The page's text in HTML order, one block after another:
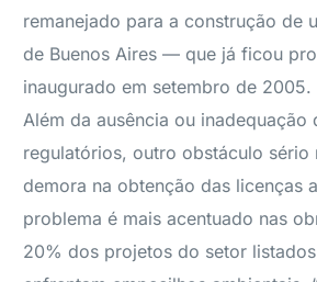
remanejado para a construção de
de Buenos Aires — que já ficou
inaugurado em setembro de 2005.
Além da ausência ou inadequação
regulatórios, outro obstáculo sério
demora na obtenção das licenças
problema é mais acentuado nas
20% dos projetos do setor